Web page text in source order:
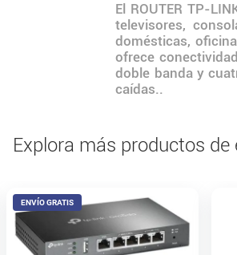
El ROUTER TP-
televisores,
domésticas,
ofrece
doble banda y
caídas..
Explora más productos
ENVÍO GRATIS